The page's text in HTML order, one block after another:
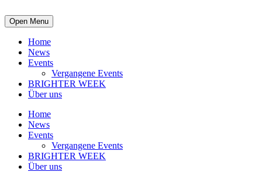
Open Menu
Home
News
Events
Vergangene Events
BRIGHTER WEEK
Über uns
Home
News
Events
Vergangene Events
BRIGHTER WEEK
Über uns